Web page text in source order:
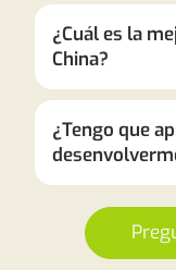
¿Cuál es la
China?
¿Tengo que